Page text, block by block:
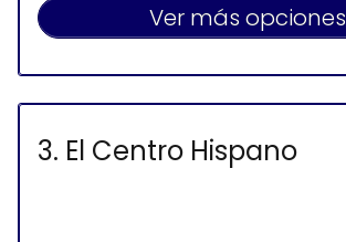
Ver más opciones
3. El Centro Hispano